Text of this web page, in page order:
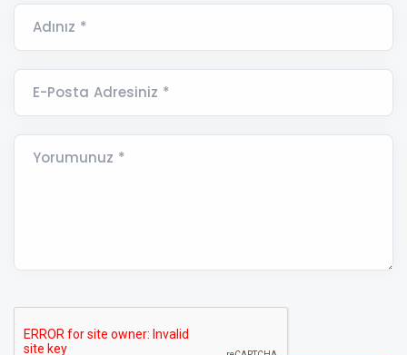
Adınız *
E-Posta Adresiniz *
Yorumunuz *